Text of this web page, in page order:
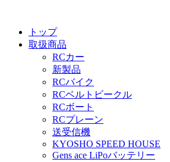
トップ
取扱商品
RCカー
新製品
RCバイク
RCベルトビークル
RCボート
RCプレーン
送受信機
KYOSHO SPEED HOUSE
Gens ace LiPoバッテリー